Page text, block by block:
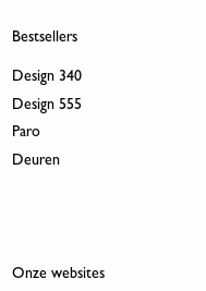
Bestsellers
Design 340
Design 555
Paro
Deuren
Onze websites